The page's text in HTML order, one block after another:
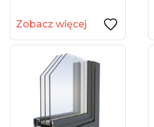
Zobacz więcej